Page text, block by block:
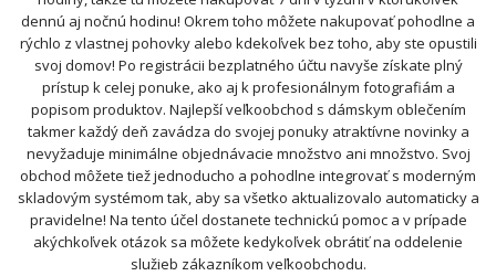
dennú aj nočnú hodinu! Okrem toho môžete nakupovať pohodlne a
rýchlo z vlastnej pohovky alebo kdekoľvek bez toho, aby ste opustili
svoj domov! Po registrácii bezplatného účtu navyše získate plný
prístup k celej ponuke, ako aj k profesionálnym fotografiám a
popisom produktov. Najlepší veľkoobchod s dámskym oblečením
takmer každý deň zavádza do svojej ponuky atraktívne novinky a
nevyžaduje minimálne objednávacie množstvo ani množstvo. Svoj
obchod môžete tiež jednoducho a pohodlne integrovať s moderným
skladovým systémom tak, aby sa všetko aktualizovalo automaticky a
pravidelne! Na tento účel dostanete technickú pomoc a v prípade
akýchkoľvek otázok sa môžete kedykoľvek obrátiť na oddelenie
služieb zákazníkom veľkoobchodu.